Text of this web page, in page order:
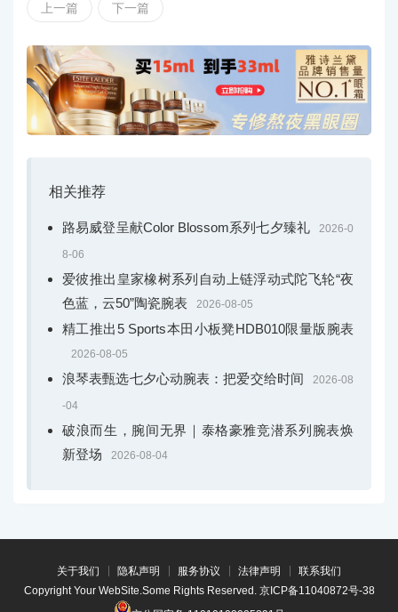
上一篇 下一篇
相关推荐
路易威登呈献Color Blossom系列七夕臻礼 2026-0
8-06
爱彼推出皇家橡树系列自动上链浮动式陀飞轮“夜
色蓝，云50”陶瓷腕表
2026-08-05
精工推出5 Sports本田小板凳HDB010限量版腕表
2026-08-05
浪琴表甄选七夕心动腕表：把爱交给时间 2026-08
-04
破浪而生，腕间无界｜泰格豪雅竞潜系列腕表焕
新登场
2026-08-04
关于我们 隐私声明 服务协议 法律声明
联系我们
Copyright Your WebSite.Some Rights Reserved. 京ICP备11040872号-38